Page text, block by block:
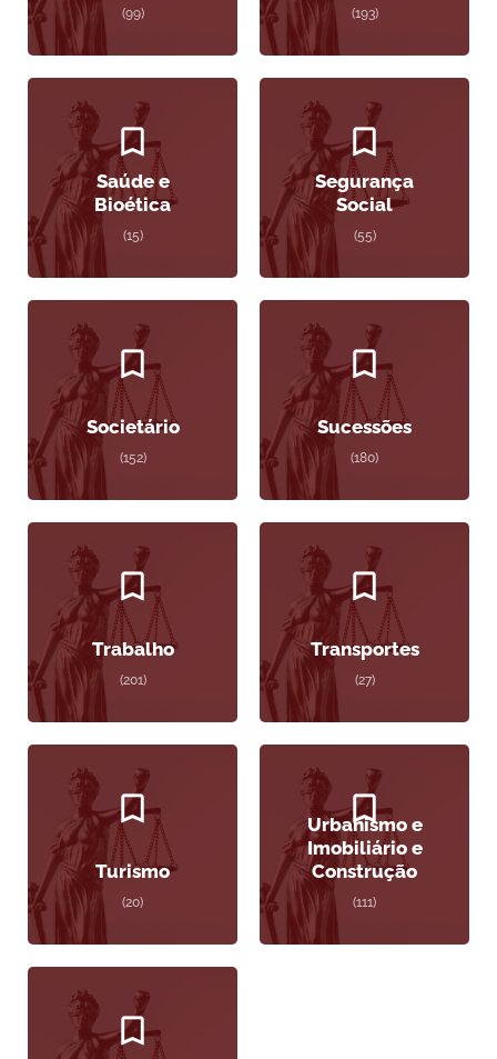
(99) (193)
Saúde e
Bioética
(15)
Segurança
Social
(55)
Societário
(152)
Sucessões
(180)
Trabalho
(201)
Transportes
(27)
Turismo
(20)
Urbanismo e
Imobiliário e
Construção
(111)